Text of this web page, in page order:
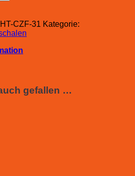
CZF-31 Kategorie:
gefallen …